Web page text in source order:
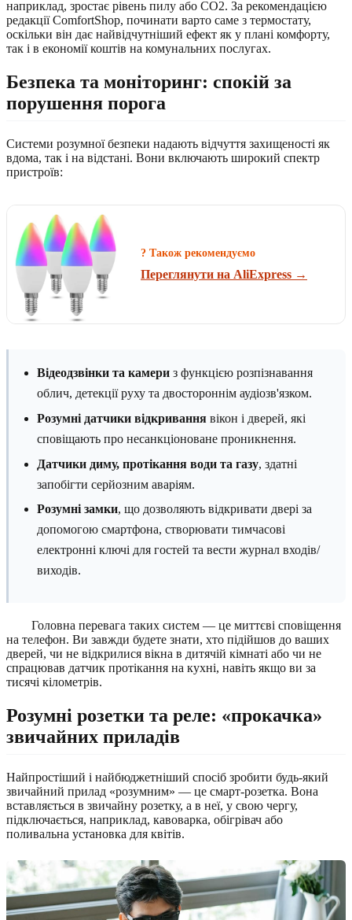
наприклад, зростає рівень пилу або CO2. За рекомендацією
редакції ComfortShop, починати варто саме з термостату,
оскільки він дає найвідчутніший ефект як у плані комфорту,
так і в економії коштів на комунальних послугах.
Безпека та моніторинг: спокій за
порушення порога
Системи розумної безпеки надають відчуття захищеності як
вдома, так і на відстані. Вони включають широкий спектр
пристроїв:
? Також рекомендуємо
Переглянути на AliExpress →
Відеодзвінки та камери з функцією розпізнавання
облич, детекції руху та двостороннім аудіозв'язком.
Розумні датчики відкривання вікон і дверей, які
сповіщають про несанкціоноване проникнення.
Датчики диму, протікання води та газу, здатні
запобігти серйозним аваріям.
Розумні замки, що дозволяють відкривати двері за
допомогою смартфона, створювати тимчасові
електронні ключі для гостей та вести журнал входів/
виходів.
Головна перевага таких систем — це миттєві сповіщення
на телефон. Ви завжди будете знати, хто підійшов до ваших
дверей, чи не відкрилися вікна в дитячій кімнаті або чи не
спрацював датчик протікання на кухні, навіть якщо ви за
тисячі кілометрів.
Розумні розетки та реле: «прокачка»
звичайних приладів
Найпростіший і найбюджетніший спосіб зробити будь-який
звичайний прилад «розумним» — це смарт-розетка. Вона
вставляється в звичайну розетку, а в неї, у свою чергу,
підключається, наприклад, кавоварка, обігрівач або
поливальна установка для квітів.